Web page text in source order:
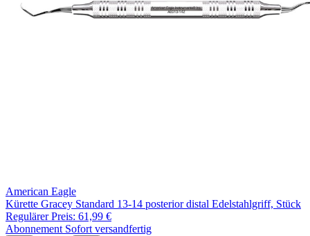
American Eagle
Kürette Gracey Standard 13-14 posterior distal Edelstahlgriff, Stück
Regulärer Preis: 61,99 €
Abonnement Sofort versandfertig